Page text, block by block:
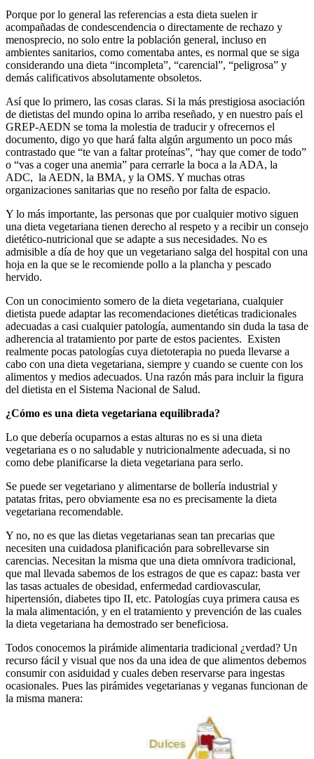
Porque por lo general las referencias a esta dieta suelen ir
acompañadas de condescendencia o directamente de rechazo y
menosprecio, no solo entre la población general, incluso en
ambientes sanitarios, como comentaba antes, es normal que se siga
considerando una dieta “incompleta”, “carencial”, “peligrosa” y
demás calificativos absolutamente obsoletos.
Así que lo primero, las cosas claras. Si la más prestigiosa asociación
de dietistas del mundo opina lo arriba reseñado, y en nuestro país el
GREP-AEDN se toma la molestia de traducir y ofrecernos el
documento, digo yo que hará falta algún argumento un poco más
contrastado que “te van a faltar proteínas”, “hay que comer de todo”
o “vas a coger una anemia” para cerrarle la boca a la ADA, la
ADC, la AEDN, la BMA, y la OMS. Y muchas otras
organizaciones sanitarias que no reseño por falta de espacio.
Y lo más importante, las personas que por cualquier motivo siguen
una dieta vegetariana tienen derecho al respeto y a recibir un consejo
dietético-nutricional que se adapte a sus necesidades. No es
admisible a día de hoy que un vegetariano salga del hospital con una
hoja en la que se le recomiende pollo a la plancha y pescado
hervido.
Con un conocimiento somero de la dieta vegetariana, cualquier
dietista puede adaptar las recomendaciones dietéticas tradicionales
adecuadas a casi cualquier patología, aumentando sin duda la tasa de
adherencia al tratamiento por parte de estos pacientes. Existen
realmente pocas patologías cuya dietoterapia no pueda llevarse a
cabo con una dieta vegetariana, siempre y cuando se cuente con los
alimentos y medios adecuados. Una razón más para incluir la figura
del dietista en el Sistema Nacional de Salud.
¿Cómo es una dieta vegetariana equilibrada?
Lo que debería ocuparnos a estas alturas no es si una dieta
vegetariana es o no saludable y nutricionalmente adecuada, si no
como debe planificarse la dieta vegetariana para serlo.
Se puede ser vegetariano y alimentarse de bollería industrial y
patatas fritas, pero obviamente esa no es precisamente la dieta
vegetariana recomendable.
Y no, no es que las dietas vegetarianas sean tan precarias que
necesiten una cuidadosa planificación para sobrellevarse sin
carencias. Necesitan la misma que una dieta omnívora tradicional,
que mal llevada sabemos de los estragos de que es capaz: basta ver
las tasas actuales de obesidad, enfermedad cardiovascular,
hipertensión, diabetes tipo II, etc. Patologías cuya primera causa es
la mala alimentación, y en el tratamiento y prevención de las cuales
la dieta vegetariana ha demostrado ser beneficiosa.
Todos conocemos la pirámide alimentaria tradicional ¿verdad? Un
recurso fácil y visual que nos da una idea de que alimentos debemos
consumir con asiduidad y cuales deben reservarse para ingestas
ocasionales. Pues las pirámides vegetarianas y veganas funcionan de
la misma manera: